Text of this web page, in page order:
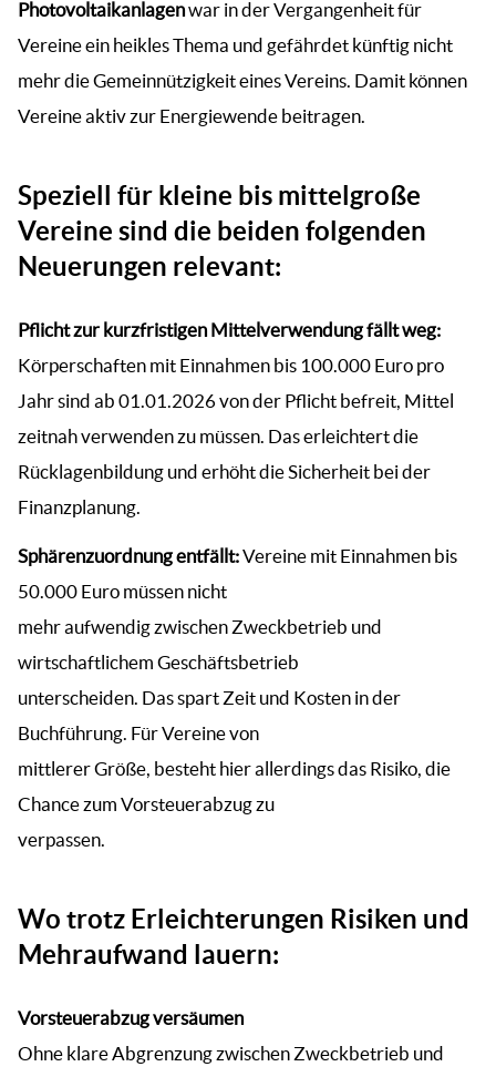
Photovoltaikanlagenwar in der Vergangenheit für
Vereine ein heikles Thema und gefährdet künftig nicht
mehr die Gemeinnützigkeit eines Vereins. Damit können
Vereine aktiv zur Energiewende beitragen.
Speziell für kleine bis mittelgroße
Vereine sind die beiden folgenden
Neuerungen relevant:
Pflicht zur kurzfristigen Mittelverwendung fällt weg:
Körperschaften mit Einnahmen bis 100.000 Euro pro
Jahr sind ab 01.01.2026 von der Pflicht befreit, Mittel
zeitnah verwenden zu müssen. Das erleichtert die
Rücklagenbildung und erhöht die Sicherheit bei der
Finanzplanung.
Sphärenzuordnung entfällt:Vereine mit Einnahmen bis
50.000 Euro müssen nicht
mehr aufwendig zwischen Zweckbetrieb und
wirtschaftlichem Geschäftsbetrieb
unterscheiden. Das spart Zeit und Kosten in der
Buchführung. Für Vereine von
mittlerer Größe, besteht hier allerdings das Risiko, die
Chance zum Vorsteuerabzug zu
verpassen.
Wo trotz Erleichterungen Risiken und
Mehraufwand lauern:
Vorsteuerabzug versäumen
Ohne klare Abgrenzung zwischen Zweckbetrieb und